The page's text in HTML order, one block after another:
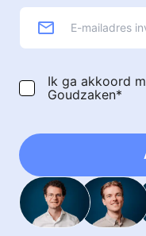
Ik ga akkoord
Goudzaken*